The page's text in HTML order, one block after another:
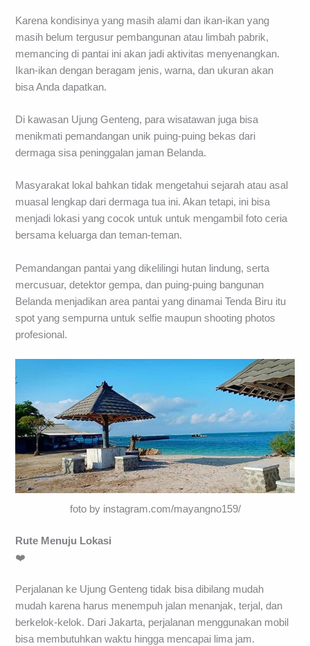
Karena kondisinya yang masih alami dan ikan-ikan yang
masih belum tergusur pembangunan atau limbah pabrik,
memancing di pantai ini akan jadi aktivitas menyenangkan.
Ikan-ikan dengan beragam jenis, warna, dan ukuran akan
bisa Anda dapatkan.
Di kawasan Ujung Genteng, para wisatawan juga bisa
menikmati pemandangan unik puing-puing bekas dari
dermaga sisa peninggalan jaman Belanda.
Masyarakat lokal bahkan tidak mengetahui sejarah atau asal
muasal lengkap dari dermaga tua ini. Akan tetapi, ini bisa
menjadi lokasi yang cocok untuk untuk mengambil foto ceria
bersama keluarga dan teman-teman.
Pemandangan pantai yang dikelilingi hutan lindung, serta
mercusuar, detektor gempa, dan puing-puing bangunan
Belanda menjadikan area pantai yang dinamai Tenda Biru itu
spot yang sempurna untuk selfie maupun shooting photos
profesional.
foto by instagram.com/mayangno159/
Rute Menuju Lokasi
❤️
Perjalanan ke Ujung Genteng tidak bisa dibilang mudah
mudah karena harus menempuh jalan menanjak, terjal, dan
berkelok-kelok. Dari Jakarta, perjalanan menggunakan mobil
bisa membutuhkan waktu hingga mencapai lima jam.